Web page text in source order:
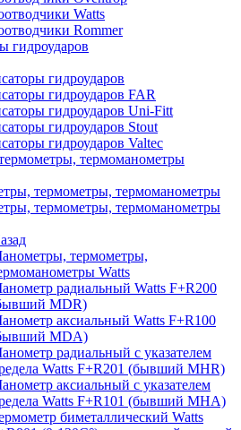
Watts
Rommer
гидроударов
гидроударов
гидроударов FAR
гидроударов Uni-Fitt
гидроударов Stout
гидроударов Valtec
термоманометры
термометры, термоманометры
термометры, термоманометры
термометры,
Watts
радиальный Watts F+R200
MDR)
аксиальный Watts F+R100
MDA)
радиальный с указателем
Watts F+R201 (бывший MHR)
аксиальный с указателем
Watts F+R101 (бывший MHA)
биметаллический Watts